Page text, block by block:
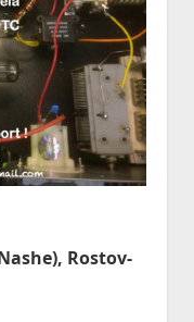
Rostov-